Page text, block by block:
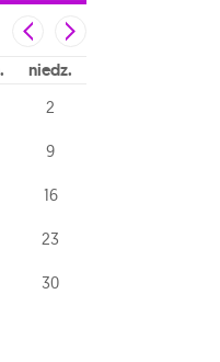
niedz
2
9
16
23
30